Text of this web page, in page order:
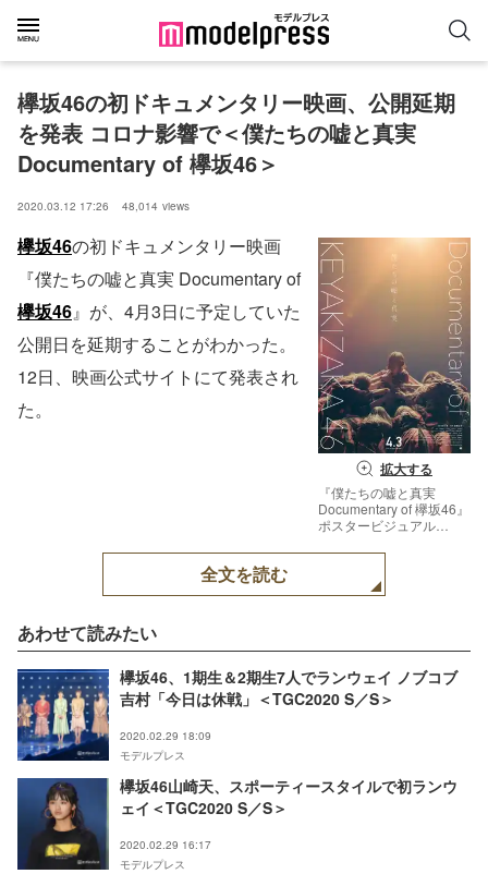
欅坂46の初ドキュメンタリー映画、公開延期
を発表 コロナ影響で＜僕たちの嘘と真実
Documentary of 欅坂46＞
2020.03.12 17:26 48,014 views
拡大する
『僕たちの嘘と真実
Documentary of 欅坂46』
ポスタービジュアル
2020「DOCUMENTARY
欅坂46の初ドキュメンタリー映画
『僕たちの嘘と真実 Documentary of
欅坂46』が、4月3日に予定していた
公開日を延期することがわかった。
12日、映画公式サイトにて発表され
た。
全文を読む
あわせて読みたい
欅坂46、1期生＆2期生7人でランウェイ ノブコブ
吉村「今日は休戦」＜TGC2020 S／S＞
2020.02.29 18:09
モデルプレス
欅坂46山崎天、スポーティースタイルで初ランウ
ェイ＜TGC2020 S／S＞
2020.02.29 16:17
モデルプレス